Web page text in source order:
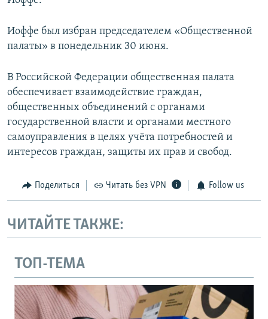
Иоффе был избран председателем «Общественной
палаты» в понедельник 30 июня.
В Российской Федерации общественная палата
обеспечивает взаимодействие граждан,
общественных объединений с органами
государственной власти и органами местного
самоуправления в целях учёта потребностей и
интересов граждан, защиты их прав и свобод.
Поделиться Читать без VPN Follow us
ЧИТАЙТЕ ТАКЖЕ:
ТОП-ТЕМА